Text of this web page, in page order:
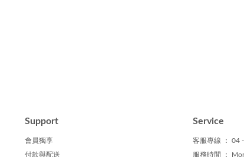
Support
會員獨享
付款與配送
Service
客服專線 ： 04
服務時間 ：